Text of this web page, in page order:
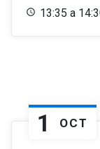
13:35 a
1 OCT